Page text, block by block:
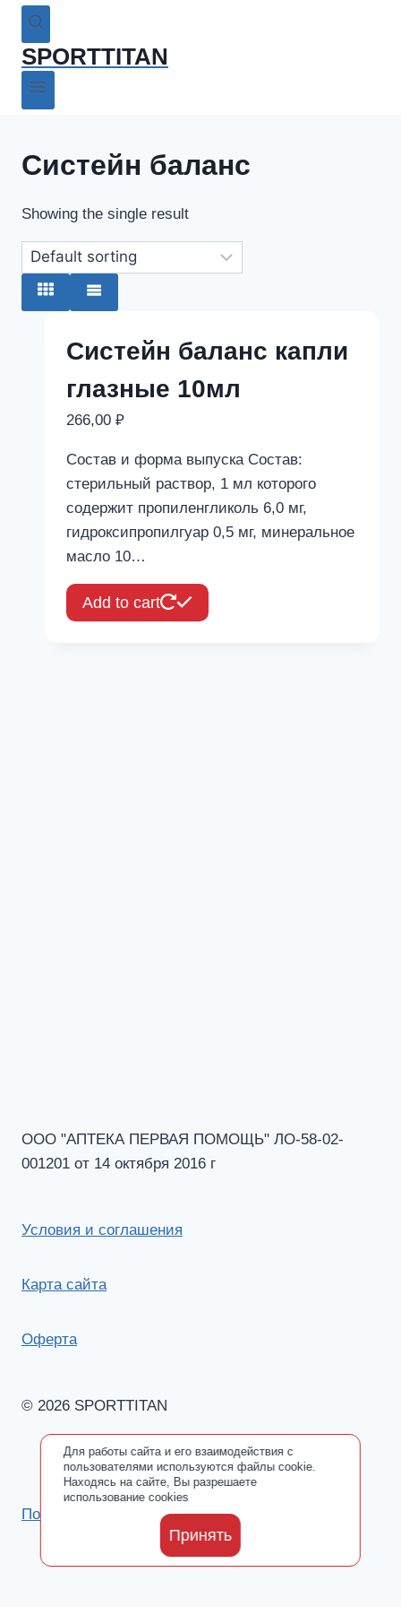
SPORTTITAN
Систейн баланс
Showing the single result
Систейн баланс капли
глазные 10мл
266,00 ₽
Состав и форма выпуска Состав:
стерильный раствор, 1 мл которого
содержит пропиленгликоль 6,0 мг,
гидроксипропилгуар 0,5 мг, минеральное
масло 10…
Add to cart
ООО "АПТЕКА ПЕРВАЯ ПОМОЩЬ" ЛО-58-02-
001201 от 14 октября 2016 г
Условия и соглашения
Карта сайта
Оферта
© 2026 SPORTTITAN
Политика обработки персональных данных
Для работы сайта и его взаимодействия с
пользователями используются файлы cookie.
Находясь на сайте, Вы разрешаете
использование cookies
Принять